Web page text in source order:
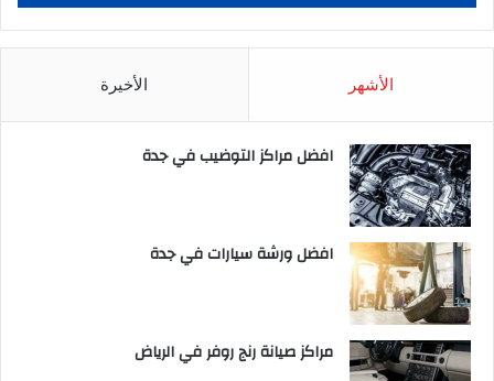
الأشهر الأخيرة
افضل مراكز التوضيب في جدة
افضل ورشة سيارات في جدة
مراكز صيانة رنج روفر في الرياض